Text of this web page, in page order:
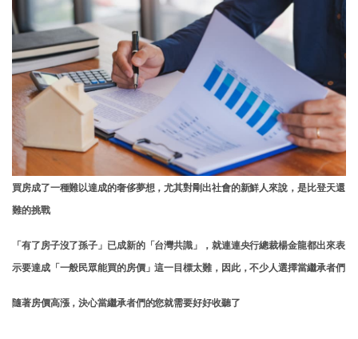
買房成了一種難以達成的奢侈夢想，尤其對剛出社會的新鮮人來說，是比登天還
難的挑戰
「有了房子沒了孫子」已成新的「台灣共識」，就連連央行總裁楊金龍都出來表
示要達成「一般民眾能買的房價」這一目標太難，因此，不少人選擇當繼承者們
隨著房價高漲，決心當繼承者們的您就需要好好收聽了